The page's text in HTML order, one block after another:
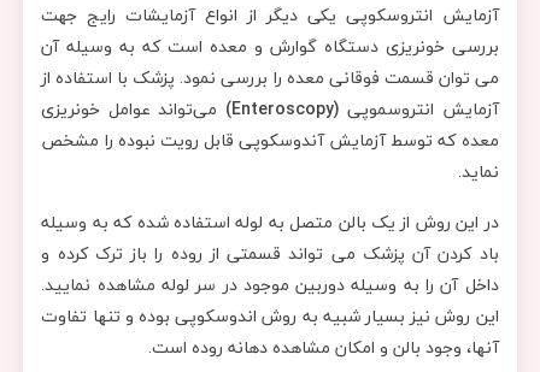
آزمایش انتروسکوپی یکی دیگر از انواع آزمایشات رایج جهت
بررسی خونریزی دستگاه گوارش و معده است که به وسیله آن
می توان قسمت فوقانی معده را بررسی نمود. پزشک با استفاده از
آزمایش انتروسموپی (Enteroscopy)
می‌تواند عوامل خونریزی
معده که توسط آزمایش آندوسکوپی قابل رویت نبوده را مشخص
نماید.
در این روش از یک بالن متصل به لوله استفاده شده که به وسیله
باد کردن آن پزشک می تواند قسمتی از روده را باز ترک کرده و
داخل آن را به وسیله دوربین موجود در سر لوله مشاهده نمایید.
این روش نیز بسیار شبیه به روش اندوسکوپی بوده و تنها تفاوت
آنها، وجود بالن و امکان مشاهده دهانه روده است.